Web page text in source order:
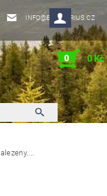
INFO@BIROTARIUS.CZ
0 0 Kč